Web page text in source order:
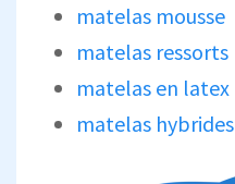
matelas mousse
matelas ressorts
matelas en latex
matelas hybrides